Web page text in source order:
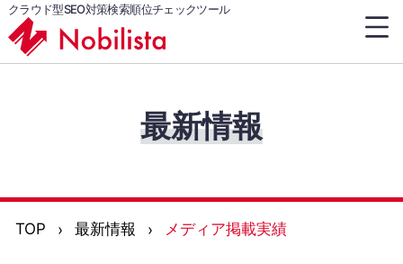
クラウド型SEO対策検索順位チェックツール
最新情報
TOP 最新情報 メディア掲載実績